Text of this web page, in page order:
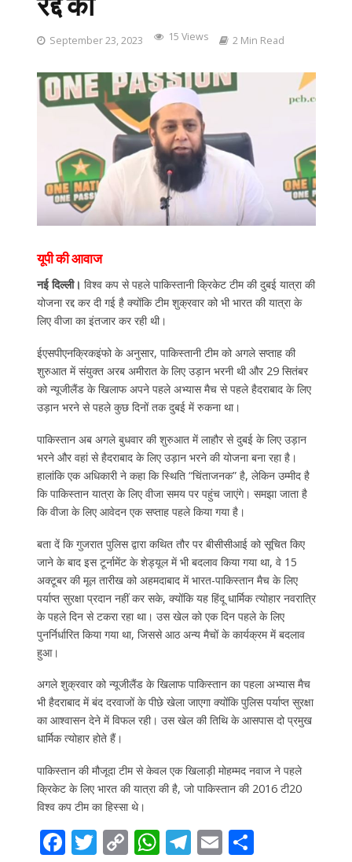
September 23, 2023 15 Views 2 Min Read
यूपी की आवाज
नई दिल्ली। विश्व कप से पहले पाकिस्तानी क्रिकेट टीम की दुबई यात्रा की
योजना रद्द कर दी गई है क्योंकि टीम शुक्रवार को भी भारत की यात्रा के
लिए वीजा का इंतजार कर रही थी।
ईएसपीएनक्रिकइंफो के अनुसार, पाकिस्तानी टीम को अगले सप्ताह की
शुरुआत में संयुक्त अरब अमीरात के लिए उड़ान भरनी थी और 29 सितंबर
को न्यूजीलैंड के खिलाफ अपने पहले अभ्यास मैच से पहले हैदराबाद के लिए
उड़ान भरने से पहले कुछ दिनों तक दुबई में रुकना था।
पाकिस्तान अब अगले बुधवार की शुरुआत में लाहौर से दुबई के लिए उड़ान
भरने और वहां से हैदराबाद के लिए उड़ान भरने की योजना बना रहा है।
हालांकि एक अधिकारी ने कहा कि स्थिति “चिंताजनक” है, लेकिन उम्मीद है
कि पाकिस्तान यात्रा के लिए वीजा समय पर पहुंच जाएंगे। समझा जाता है
कि वीजा के लिए आवेदन एक सप्ताह पहले किया गया है।
बता दें कि गुजरात पुलिस द्वारा कथित तौर पर बीसीसीआई को सूचित किए
जाने के बाद इस टूर्नामेंट के शेड्यूल में भी बदलाव किया गया था, वे 15
अक्टूबर की मूल तारीख को अहमदाबाद में भारत-पाकिस्तान मैच के लिए
पर्याप्त सुरक्षा प्रदान नहीं कर सके, क्योंकि यह हिंदू धार्मिक त्योहार नवरात्रि
के पहले दिन से टकरा रहा था। उस खेल को एक दिन पहले के लिए
पुनर्निर्धारित किया गया था, जिससे आठ अन्य मैचों के कार्यक्रम में बदलाव
हुआ।
अगले शुक्रवार को न्यूजीलैंड के खिलाफ पाकिस्तान का पहला अभ्यास मैच
भी हैदराबाद में बंद दरवाजों के पीछे खेला जाएगा क्योंकि पुलिस पर्याप्त सुरक्षा
का आश्वासन देने में विफल रही। उस खेल की तिथि के आसपास दो प्रमुख
धार्मिक त्योहार होते हैं।
पाकिस्तान की मौजूदा टीम से केवल एक खिलाड़ी मोहम्मद नवाज ने पहले
क्रिकेट के लिए भारत की यात्रा की है, जो पाकिस्तान की 2016 टी20
विश्व कप टीम का हिस्सा थे।
F T C W T E S